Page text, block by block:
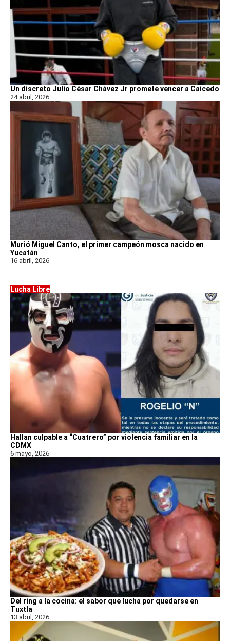
Un discreto Julio César Chávez Jr promete vencer a Caicedo
24 abril, 2026
Murió Miguel Canto, el primer campeón mosca nacido en
Yucatán
16 abril, 2026
Lucha Libre
Hallan culpable a “Cuatrero” por violencia familiar en la
CDMX
6 mayo, 2026
Del ring a la cocina: el sabor que lucha por quedarse en
Tuxtla
13 abril, 2026